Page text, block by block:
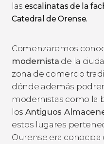
las escalinatas de la
Catedral de Orense.
Comenzaremos
modernista de la
zona de comercio
dónde además
modernistas como la
los Antiguos
estos lugares
Ourense era conocida